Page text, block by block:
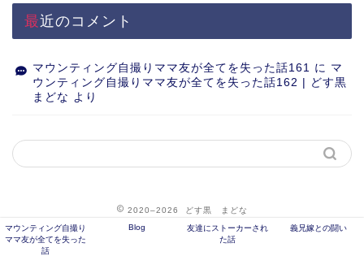
最近のコメント
マウンティング自撮りママ友が全てを失った話161 に マ
ウンティング自撮りママ友が全てを失った話162 | どす黒
まどな より
2020–2026 どす黒 まどな
マウンティング自撮り
ママ友が全てを失った
話
Blog
友達にストーカーされ
た話
義兄嫁との闘い